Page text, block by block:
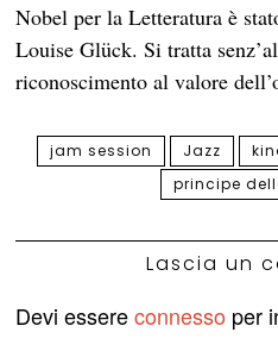
Nobel per la Letteratura è
Louise Glück. Si tratta
riconoscimento al valore
jam session Jazz
principe
Lascia un
Devi essereconnesso per